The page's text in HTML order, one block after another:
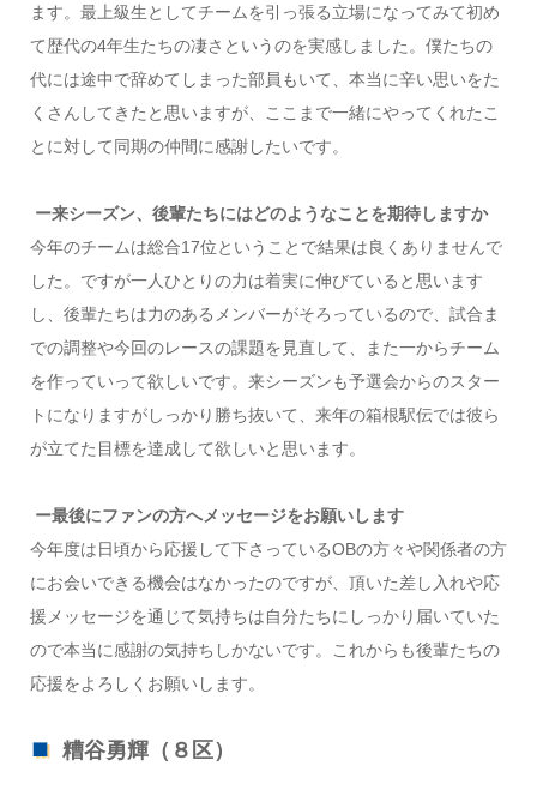
ます。最上級生としてチームを引っ張る立場になってみて初め
て歴代の4年生たちの凄さというのを実感しました。僕たちの
代には途中で辞めてしまった部員もいて、本当に辛い思いをた
くさんしてきたと思いますが、ここまで一緒にやってくれたこ
とに対して同期の仲間に感謝したいです。
ー来シーズン、後輩たちにはどのようなことを期待しますか
今年のチームは総合17位ということで結果は良くありませんで
した。ですが一人ひとりの力は着実に伸びていると思います
し、後輩たちは力のあるメンバーがそろっているので、試合ま
での調整や今回のレースの課題を見直して、また一からチーム
を作っていって欲しいです。来シーズンも予選会からのスター
トになりますがしっかり勝ち抜いて、来年の箱根駅伝では彼ら
が立てた目標を達成して欲しいと思います。
ー最後にファンの方へメッセージをお願いします
今年度は日頃から応援して下さっているOBの方々や関係者の方
にお会いできる機会はなかったのですが、頂いた差し入れや応
援メッセージを通じて気持ちは自分たちにしっかり届いていた
ので本当に感謝の気持ちしかないです。これからも後輩たちの
応援をよろしくお願いします。
糟谷勇輝（８区）